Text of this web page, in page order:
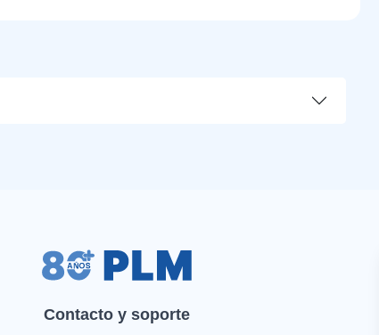
Contacto y soporte